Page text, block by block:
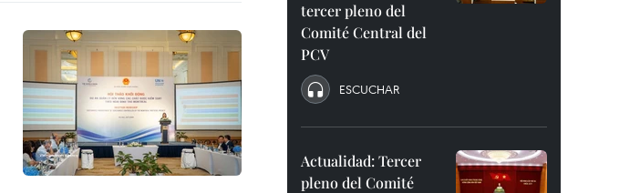
tercer pleno del
Comité Central del
PCV
ESCUCHAR
Actualidad: Tercer
pleno del Comité